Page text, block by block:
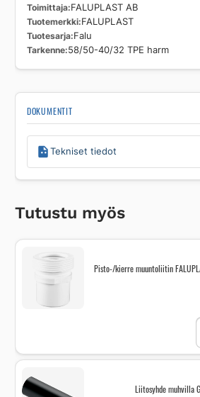
Toimittaja FALUPLAST AB
Tuotemerkki FALUPLAST
Tuotesarja Falu
Tarkenne 58/50-40/32 TPE harm
DOKUMENTIT
Tekniset tiedot
Tutustu myös
Pisto-/kierre muuntoliitin
Liitosyhde muhvilla